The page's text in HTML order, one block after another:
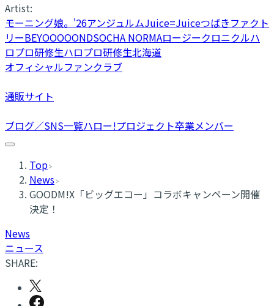
Artist:
モーニング娘。'26アンジュルムJuice=Juiceつばきファクト
リーBEYOOOOONDSOCHA NORMAロージークロニクルハ
ロプロ研修生ハロプロ研修生北海道
オフィシャルファンクラブ
通販サイト
ブログ／SNS一覧ハロー!プロジェクト卒業メンバー
Top
News
GOODM!X「ビッグエコー」コラボキャンペーン開催
決定！
News
ニュース
SHARE: